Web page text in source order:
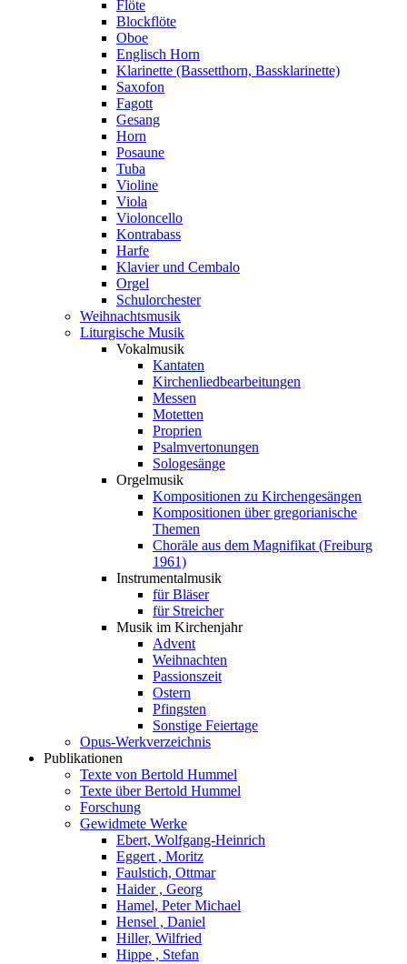
Flöte
Blockflöte
Oboe
Englisch Horn
Klarinette (Bassetthorn, Bassklarinette)
Saxofon
Fagott
Gesang
Horn
Posaune
Tuba
Violine
Viola
Violoncello
Kontrabass
Harfe
Klavier und Cembalo
Orgel
Schulorchester
Weihnachtsmusik
Liturgische Musik
Vokalmusik
Kantaten
Kirchenliedbearbeitungen
Messen
Motetten
Proprien
Psalmvertonungen
Sologesänge
Orgelmusik
Kompositionen zu Kirchengesängen
Kompositionen über gregorianische
Themen
Choräle aus dem Magnifikat (Freiburg
1961)
Instrumentalmusik
für Bläser
für Streicher
Musik im Kirchenjahr
Advent
Weihnachten
Passionszeit
Ostern
Pfingsten
Sonstige Feiertage
Opus-Werkverzeichnis
Publikationen
Texte von Bertold Hummel
Texte über Bertold Hummel
Forschung
Gewidmete Werke
Ebert, Wolfgang-Heinrich
Eggert , Moritz
Faulstich, Ottmar
Haider , Georg
Hamel, Peter Michael
Hensel , Daniel
Hiller, Wilfried
Hippe , Stefan